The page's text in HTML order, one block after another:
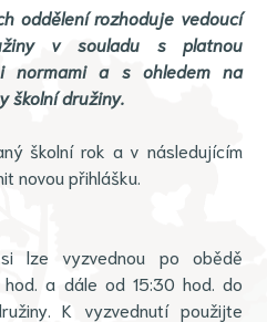
oddělení rozhoduje vedoucí
v souladu s platnou
normami a s ohledem na
školní družiny.
školní rok a v následujícím
novou přihlášku.
lze vyzvednou po obědě
a dále od 15:30 hod. do
K vyzvednutí použijte